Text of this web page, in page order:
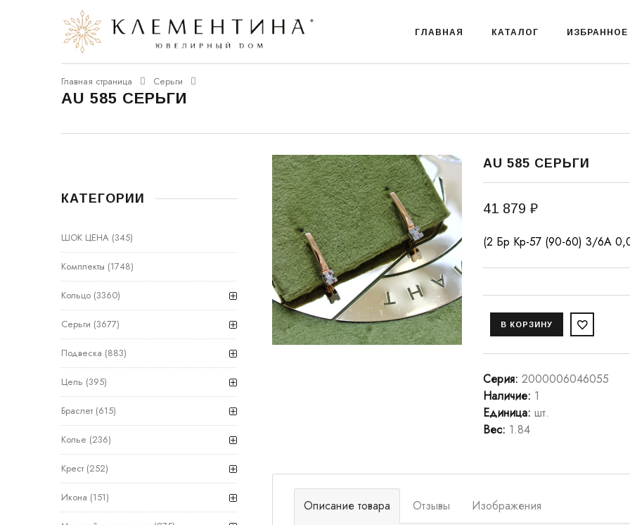
ГЛАВНАЯ КАТАЛОГ ИЗБРАННОЕ
Главная страница Серьги
AU 585 СЕРЬГИ
AU 585 СЕРЬГИ
41 879 ₽
(2 Бр Кр-57 (90-60) 3/6А
Серия: 2000006046055
Наличие: 1
Единица: шт.
Вес: 1.84
Описание товара Отзывы Изображения
КАТЕГОРИИ
ШОК ЦЕНА (345)
Комплекты (1748)
Кольцо (3360)
Серьги (3677)
Подвеска (883)
Цепь (395)
Браслет (615)
Колье (236)
Крест (252)
Икона (151)